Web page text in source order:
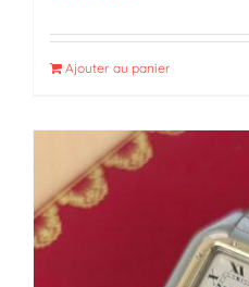
Ajouter au panier